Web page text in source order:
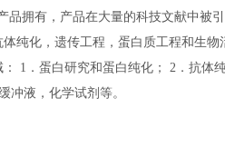
品拥有，产品在大量的科技文献中
纯化，遗传工程，蛋白质工程和生物
1．蛋白研究和蛋白纯化； 2．抗体
冲液，化学试剂等。